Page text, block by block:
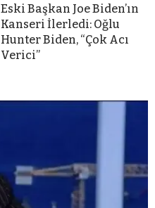
Eski Başkan Joe Biden’ın
Kanseri İlerledi: Oğlu
Hunter Biden, “Çok Acı
Verici”